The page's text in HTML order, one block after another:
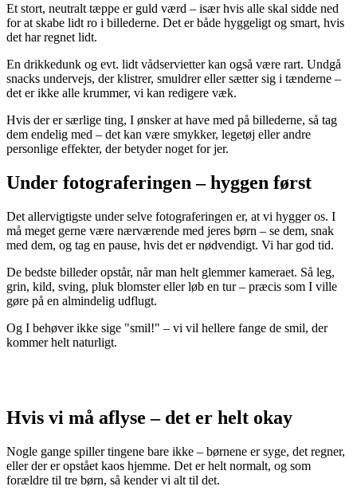
Et stort, neutralt tæppe er guld værd – især hvis alle skal sidde ned
for at skabe lidt ro i billederne. Det er både hyggeligt og smart, hvis
det har regnet lidt.
En drikkedunk og evt. lidt vådservietter kan også være rart. Undgå
snacks undervejs, der klistrer, smuldrer eller sætter sig i tænderne –
det er ikke alle krummer, vi kan redigere væk.
Hvis der er særlige ting, I ønsker at have med på billederne, så tag
dem endelig med – det kan være smykker, legetøj eller andre
personlige effekter, der betyder noget for jer.
Under fotograferingen – hyggen først
Det allervigtigste under selve fotograferingen er, at vi hygger os. I
må meget gerne være nærværende med jeres børn – se dem, snak
med dem, og tag en pause, hvis det er nødvendigt. Vi har god tid.
De bedste billeder opstår, når man helt glemmer kameraet. Så leg,
grin, kild, sving, pluk blomster eller løb en tur – præcis som I ville
gøre på en almindelig udflugt.
Og I behøver ikke sige "smil!" – vi vil hellere fange de smil, der
kommer helt naturligt.
Hvis vi må aflyse – det er helt okay
Nogle gange spiller tingene bare ikke – børnene er syge, det regner,
eller der er opstået kaos hjemme. Det er helt normalt, og som
forældre til tre børn, så kender vi alt til det.